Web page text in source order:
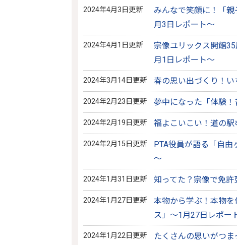
2024年4月3日更新
みんなで笑顔に！「
月3日レポート～
2024年4月1日更新
宗像ユリックス開館
月1日レポート～
2024年3月14日更新 春の思い出づくり！
2024年2月23日更新 夢中になった「体験
2024年2月19日更新 福よこいこい！道の
2024年2月15日更新
PTA役員が語る「自
～
2024年1月31日更新 知ってた？宗像で免
2024年1月27日更新
本物から学ぶ！本物
ス」～1月27日レポー
2024年1月22日更新
たくさんの思いがつ